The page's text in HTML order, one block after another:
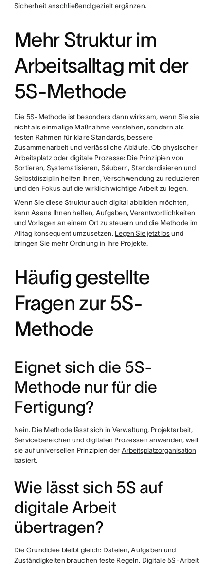
Sicherheit anschließend gezielt ergänzen.
Mehr Struktur im
Arbeitsalltag mit der
5S-Methode
Die 5S-Methode ist besonders dann wirksam, wenn Sie sie
nicht als einmalige Maßnahme verstehen, sondern als
festen Rahmen für klare Standards, bessere
Zusammenarbeit und verlässliche Abläufe. Ob physischer
Arbeitsplatz oder digitale Prozesse: Die Prinzipien von
Sortieren, Systematisieren, Säubern, Standardisieren und
Selbstdisziplin helfen Ihnen, Verschwendung zu reduzieren
und den Fokus auf die wirklich wichtige Arbeit zu legen.
Wenn Sie diese Struktur auch digital abbilden möchten,
kann Asana Ihnen helfen, Aufgaben, Verantwortlichkeiten
und Vorlagen an einem Ort zu steuern und die Methode im
Alltag konsequent umzusetzen. Legen Sie jetzt losund
bringen Sie mehr Ordnung in Ihre Projekte.
Häufig gestellte
Fragen zur 5S-
Methode
Eignet sich die 5S-
Methode nur für die
Fertigung?
Nein. Die Methode lässt sich in Verwaltung, Projektarbeit,
Servicebereichen und digitalen Prozessen anwenden, weil
sie auf universellen Prinzipien der Arbeitsplatzorganisation
basiert.
Wie lässt sich 5S auf
digitale Arbeit
übertragen?
Die Grundidee bleibt gleich: Dateien, Aufgaben und
Zuständigkeiten brauchen feste Regeln. Digitale 5S-Arbeit